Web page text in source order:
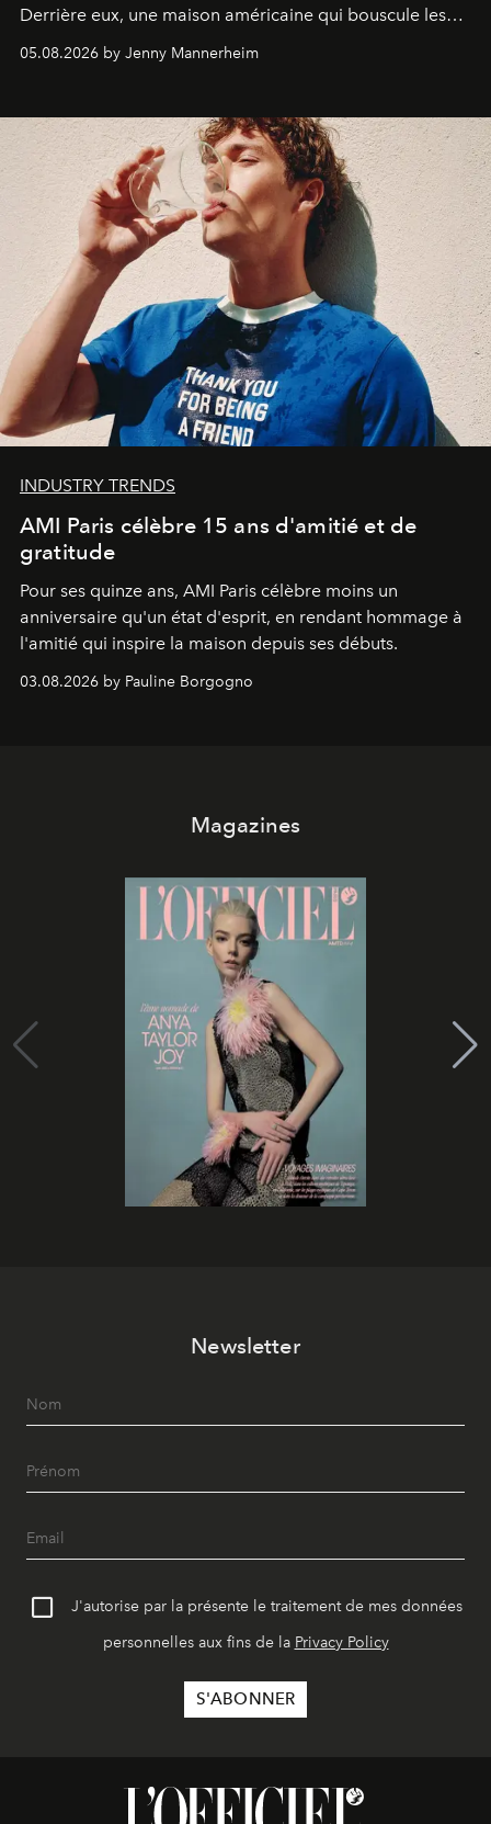
Derrière eux, une maison américaine qui bouscule les
codes de la parfumerie contemporaine en proposant
une approche aussi intuitive que personnelle :
05.08.2026 by Jenny Mannerheim
INDUSTRY TRENDS
AMI Paris célèbre 15 ans d'amitié et de
gratitude
Pour ses quinze ans, AMI Paris célèbre moins un
anniversaire qu'un état d'esprit, en rendant hommage à
l'amitié qui inspire la maison depuis ses débuts.
03.08.2026 by Pauline Borgogno
Magazines
Newsletter
J'autorise par la présente le traitement de mes données
personnelles aux fins de la Privacy Policy